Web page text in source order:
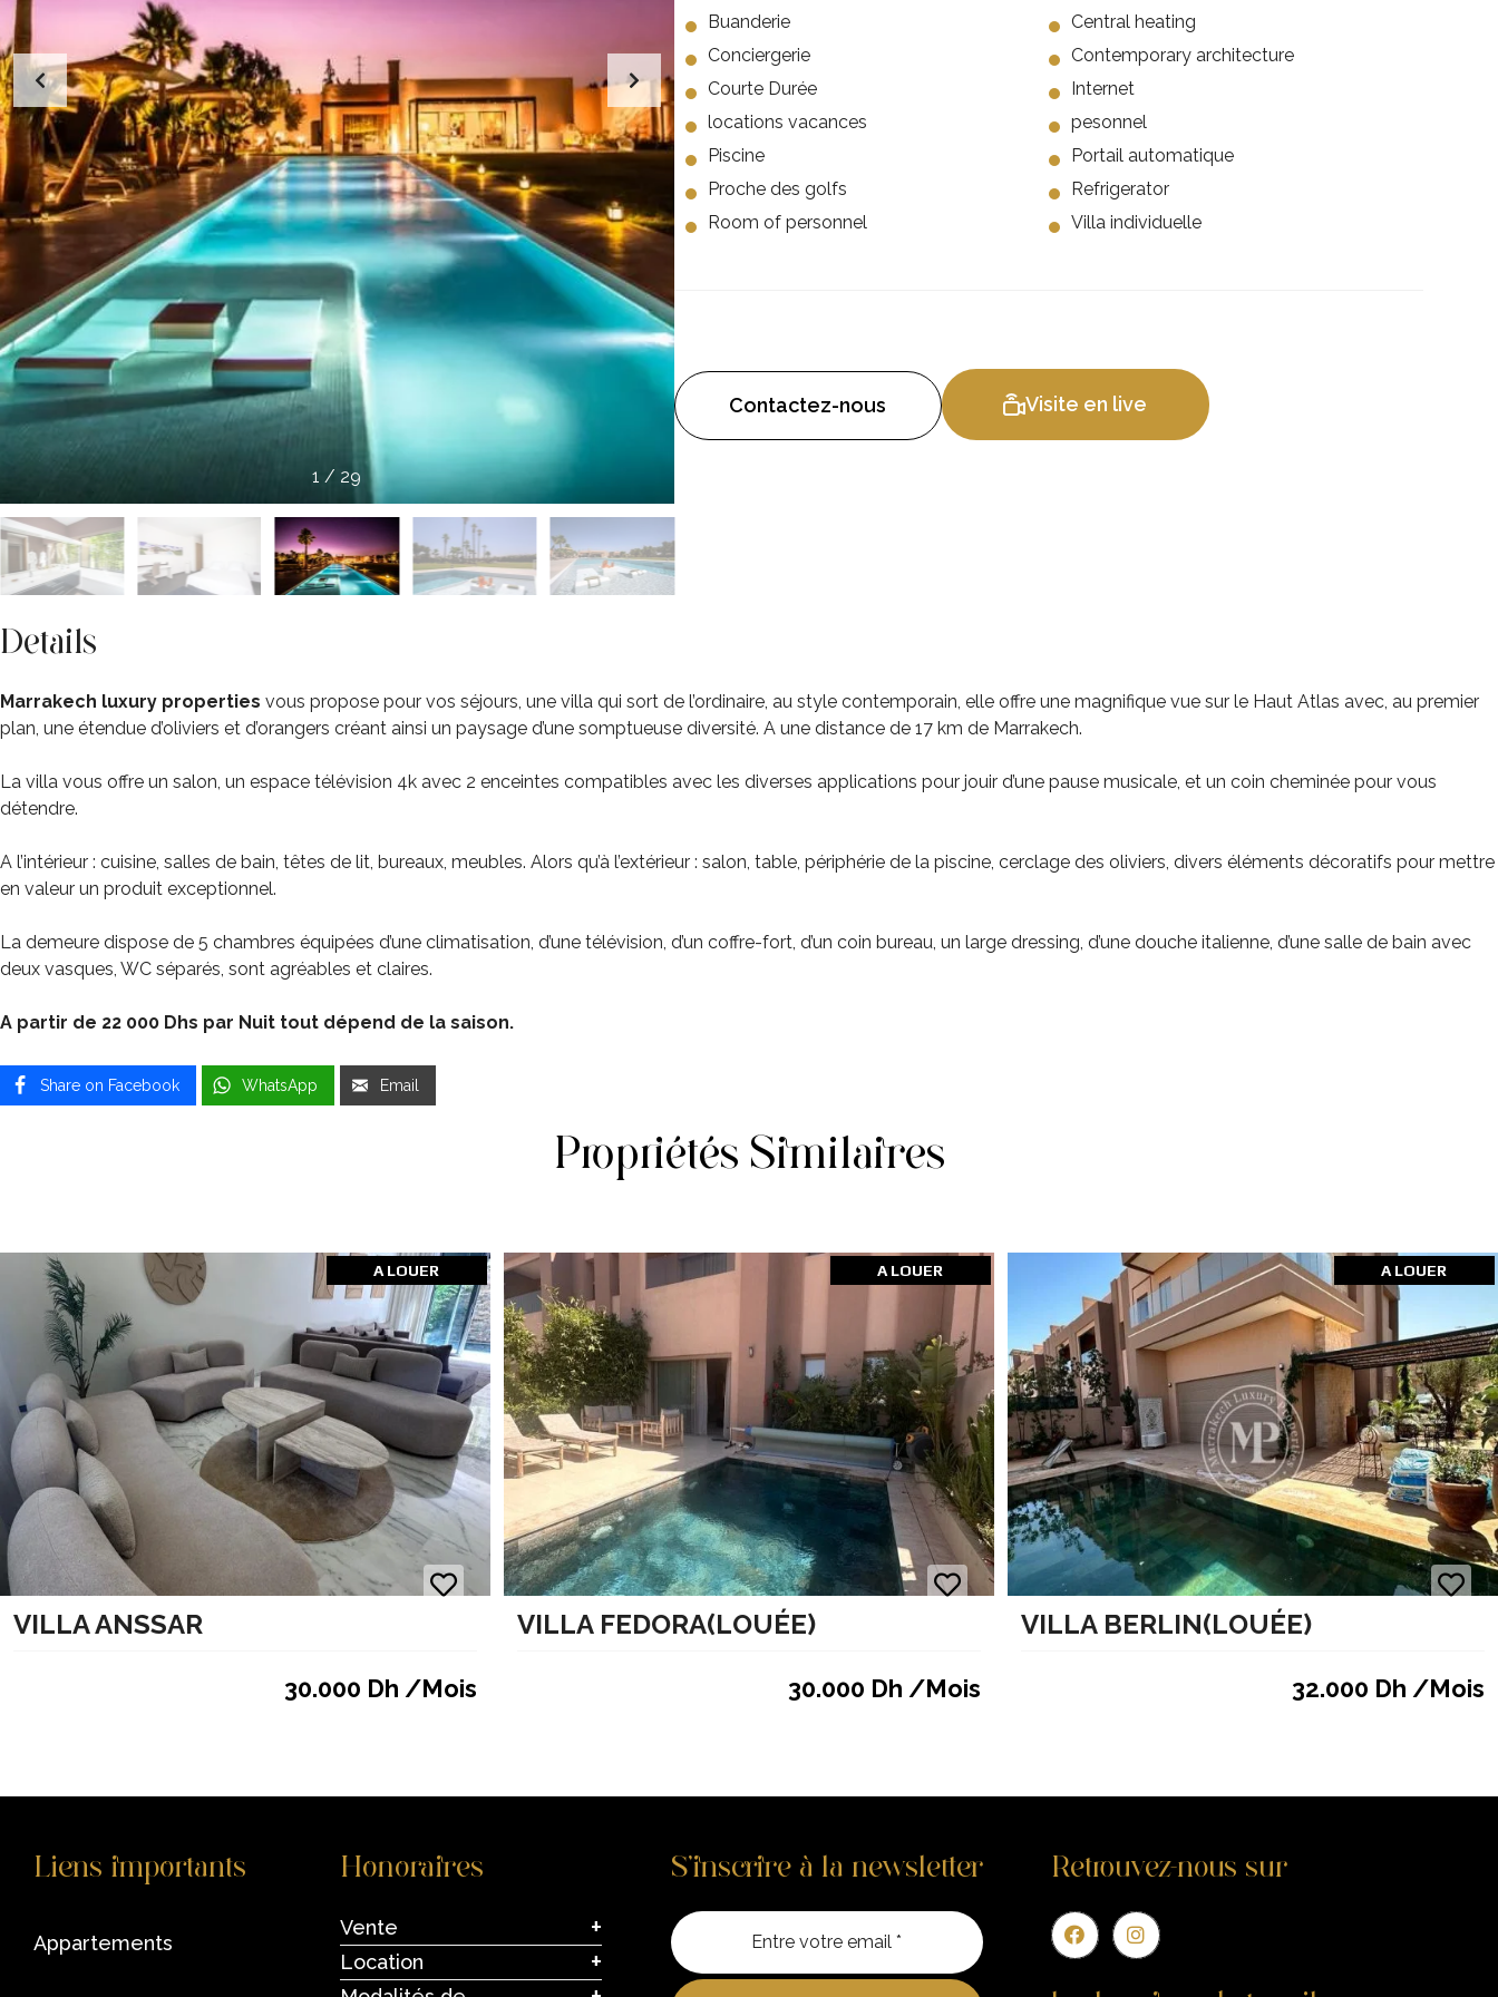
1 / 29
Buanderie
Central heating
Conciergerie
Contemporary architecture
Courte Durée
Internet
locations vacances
pesonnel
Piscine
Portail automatique
Proche des golfs
Refrigerator
Room of personnel
Villa individuelle
Contactez-nous Visite en live
Details
Marrakech luxury properties vous propose pour vos séjours, une villa qui sort de l’ordinaire, au style contemporain, elle offre une magnifique vue sur le Haut Atlas avec, au premier
plan, une étendue d’oliviers et d’orangers créant ainsi un paysage d’une somptueuse diversité. A une distance de 17 km de Marrakech.
La villa vous offre un salon, un espace télévision 4k avec 2 enceintes compatibles avec les diverses applications pour jouir d’une pause musicale, et un coin cheminée pour vous
détendre.
A l’intérieur : cuisine, salles de bain, têtes de lit, bureaux, meubles. Alors qu’à l’extérieur : salon, table, périphérie de la piscine, cerclage des oliviers, divers éléments décoratifs pour mettre
en valeur un produit exceptionnel.
La demeure dispose de 5 chambres équipées d’une climatisation, d’une télévision, d’un coffre-fort, d’un coin bureau, un large dressing, d’une douche italienne, d’une salle de bain avec
deux vasques, WC séparés, sont agréables et claires.
A partir de 22 000 Dhs par Nuit tout dépend de la saison.
Share on Facebook WhatsApp Email
Propriétés Similaires
A LOUER
VILLA ANSSAR
30.000 Dh /Mois
A LOUER
VILLA FEDORA(LOUÉE)
30.000 Dh /Mois
A LOUER
VILLA BERLIN(LOUÉE)
32.000 Dh /Mois
Liens importants
appartements
Honoraires
Vente
Location
S’inscrire à la newsletter Retrouvez-nous sur